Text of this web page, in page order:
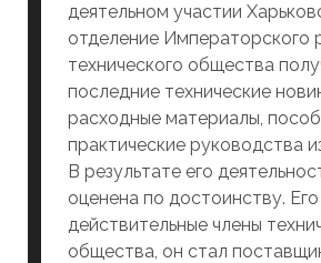
деятельном участии
отделение Императорского
технического общества
последние технические
расходные материалы,
практические руководства
В результате его
оценена по достоинству.
действительные члены
общества, он стал